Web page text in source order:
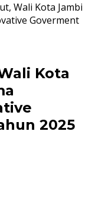
Wali Kota Jambi
Goverment
Kota
2025